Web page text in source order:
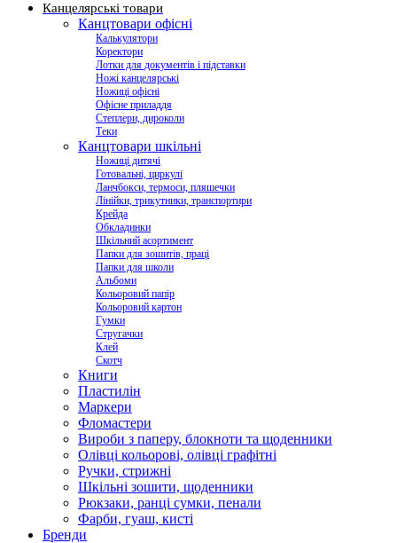
Канцелярські товари
Канцтовари офісні
Калькулятори
Коректори
Лотки для документів і підставки
Ножі канцелярські
Ножиці офісні
Офісне приладдя
Степлери, дироколи
Теки
Канцтовари шкільні
Ножиці дитячі
Готовальні, циркулі
Ланчбокси, термоси, пляшечки
Лінійки, трикутники, транспортири
Крейда
Обкладинки
Шкільний асортимент
Папки для зошитів, праці
Папки для школи
Альбоми
Кольоровий папір
Кольоровий картон
Гумки
Стругачки
Клей
Скотч
Книги
Пластилін
Маркери
Фломастери
Вироби з паперу, блокноти та щоденники
Олівці кольорові, олівці графітні
Ручки, стрижні
Шкільні зошити, щоденники
Рюкзаки, ранці сумки, пенали
Фарби, гуаш, кисті
Бренди